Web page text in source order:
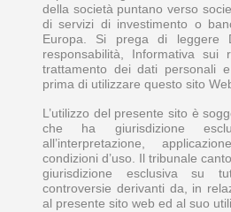
della società puntano verso
di servizi di investimento o
Europa. Si prega di leggere
responsabilità, Informativa sui
trattamento dei dati personali
prima di utilizzare questo sito
L’utilizzo del presente sito è
che ha giurisdizione
all’interpretazione,
condizioni d’uso. Il tribunale
giurisdizione esclusiva
controversie derivanti da, in
al presente sito web ed al suo